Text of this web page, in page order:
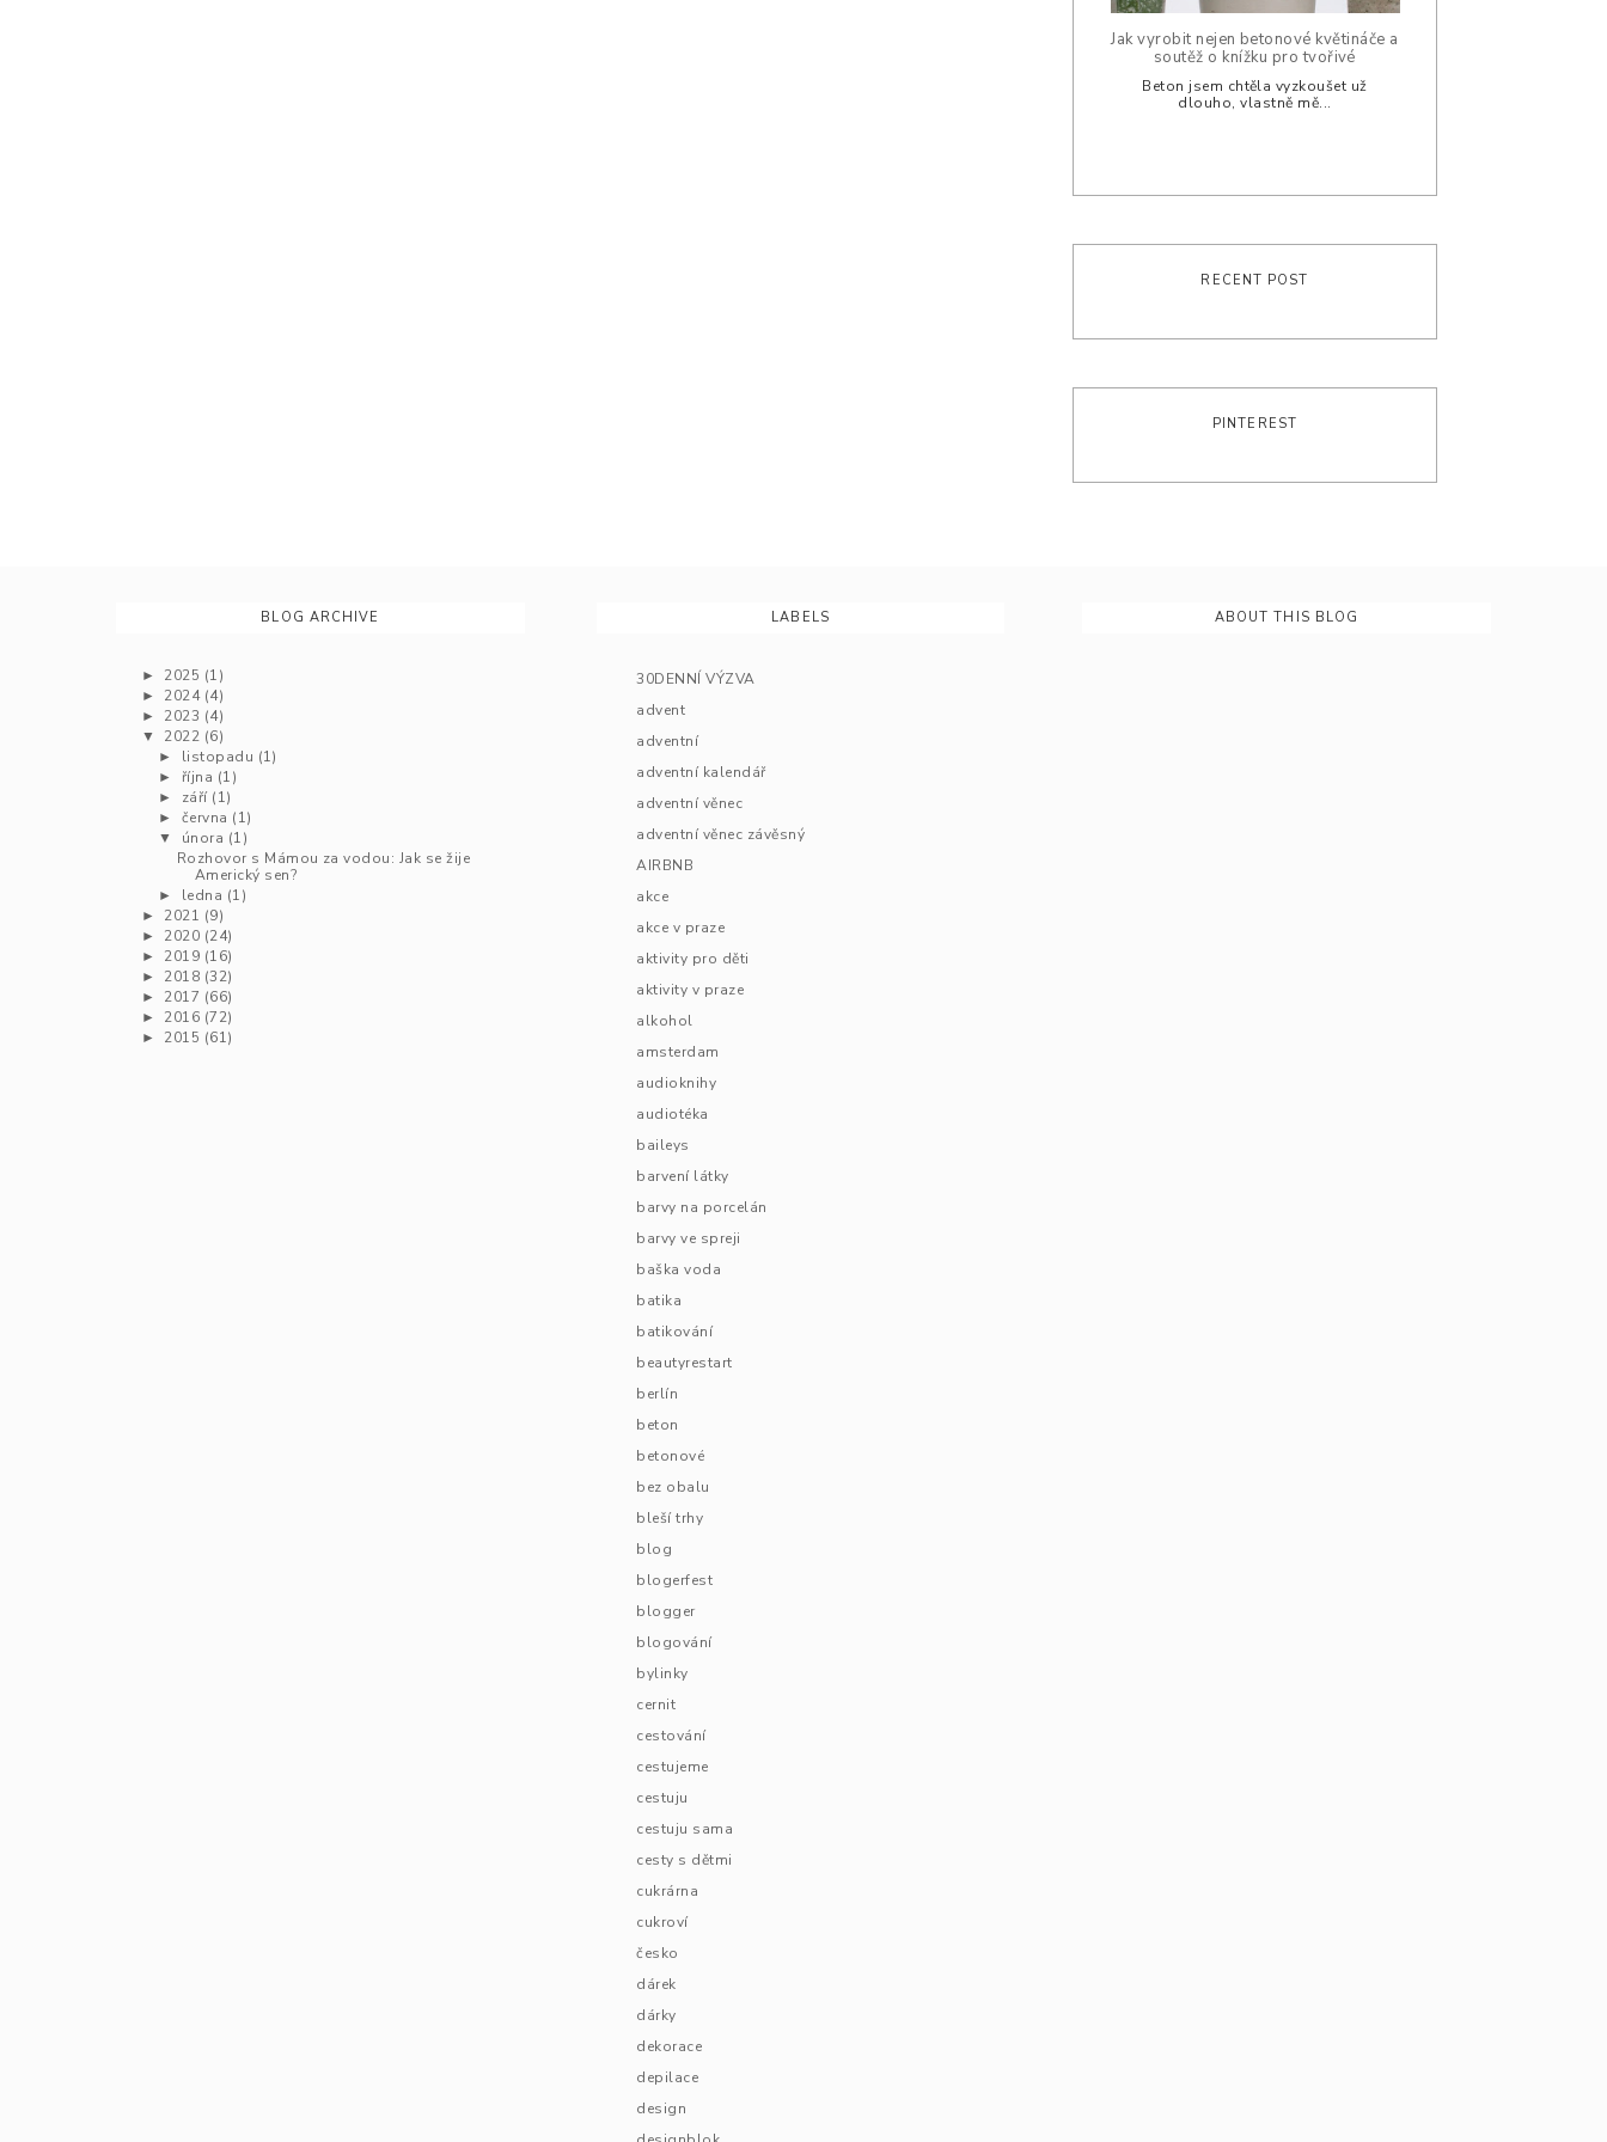
Jak vyrobit nejen betonové květináče a
soutěž o knížku pro tvořivé
Beton jsem chtěla vyzkoušet už
dlouho, vlastně mě...
RECENT POST
PINTEREST
BLOG ARCHIVE
► 2025 (1)
► 2024 (4)
► 2023 (4)
▼ 2022 (6)
► listopadu (1)
► října (1)
► září (1)
► června (1)
▼ února (1)
Rozhovor s Mámou za vodou: Jak se žije
Americký sen?
► ledna (1)
► 2021 (9)
► 2020 (24)
► 2019 (16)
► 2018 (32)
► 2017 (66)
► 2016 (72)
► 2015 (61)
LABELS
30DENNÍ VÝZVA
advent
adventní
adventní kalendář
adventní věnec
adventní věnec závěsný
AIRBNB
akce
akce v praze
aktivity pro děti
aktivity v praze
alkohol
amsterdam
audioknihy
audiotéka
baileys
barvení látky
barvy na porcelán
barvy ve spreji
baška voda
batika
batikování
beautyrestart
berlín
beton
betonové
bez obalu
bleší trhy
blog
blogerfest
blogger
blogování
bylinky
cernit
cestování
cestujeme
cestuju
cestuju sama
cesty s dětmi
cukrárna
cukroví
česko
dárek
dárky
dekorace
depilace
design
ABOUT THIS BLOG